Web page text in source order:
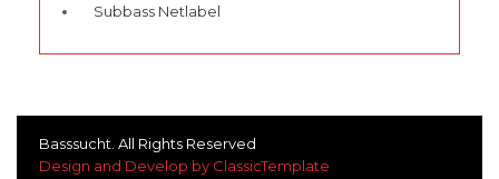
Subbass Netlabel
Basssucht. All Rights Reserved
Design and Develop by ClassicTemplate